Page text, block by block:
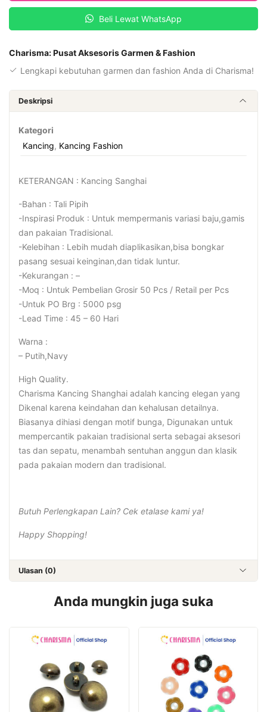
Beli Lewat WhatsApp
Charisma: Pusat Aksesoris Garmen & Fashion
Lengkapi kebutuhan garmen dan fashion Anda di Charisma!
Deskripsi
Kategori
Kancing, Kancing Fashion
KETERANGAN : Kancing Sanghai
-Bahan : Tali Pipih
-Inspirasi Produk : Untuk mempermanis variasi baju,gamis
dan pakaian Tradisional.
-Kelebihan : Lebih mudah diaplikasikan,bisa bongkar
pasang sesuai keinginan,dan tidak luntur.
-Kekurangan : –
-Moq : Untuk Pembelian Grosir 50 Pcs / Retail per Pcs
-Untuk PO Brg : 5000 psg
-Lead Time : 45 – 60 Hari
Warna :
– Putih,Navy
High Quality.
Charisma Kancing Shanghai adalah kancing elegan yang
Dikenal karena keindahan dan kehalusan detailnya.
Biasanya dihiasi dengan motif bunga, Digunakan untuk
mempercantik pakaian tradisional serta sebagai aksesori
tas dan sepatu, menambah sentuhan anggun dan klasik
pada pakaian modern dan tradisional.
Butuh Perlengkapan Lain? Cek etalase kami ya!
Happy Shopping!
Ulasan (0)
Anda mungkin juga suka